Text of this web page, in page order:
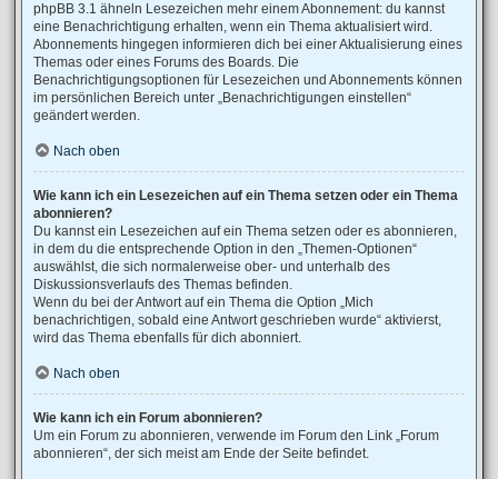
phpBB 3.1 ähneln Lesezeichen mehr einem Abonnement: du kannst
eine Benachrichtigung erhalten, wenn ein Thema aktualisiert wird.
Abonnements hingegen informieren dich bei einer Aktualisierung eines
Themas oder eines Forums des Boards. Die
Benachrichtigungsoptionen für Lesezeichen und Abonnements können
im persönlichen Bereich unter „Benachrichtigungen einstellen“
geändert werden.
Nach oben
Wie kann ich ein Lesezeichen auf ein Thema setzen oder ein Thema
abonnieren?
Du kannst ein Lesezeichen auf ein Thema setzen oder es abonnieren,
in dem du die entsprechende Option in den „Themen-Optionen“
auswählst, die sich normalerweise ober- und unterhalb des
Diskussionsverlaufs des Themas befinden.
Wenn du bei der Antwort auf ein Thema die Option „Mich
benachrichtigen, sobald eine Antwort geschrieben wurde“ aktivierst,
wird das Thema ebenfalls für dich abonniert.
Nach oben
Wie kann ich ein Forum abonnieren?
Um ein Forum zu abonnieren, verwende im Forum den Link „Forum
abonnieren“, der sich meist am Ende der Seite befindet.